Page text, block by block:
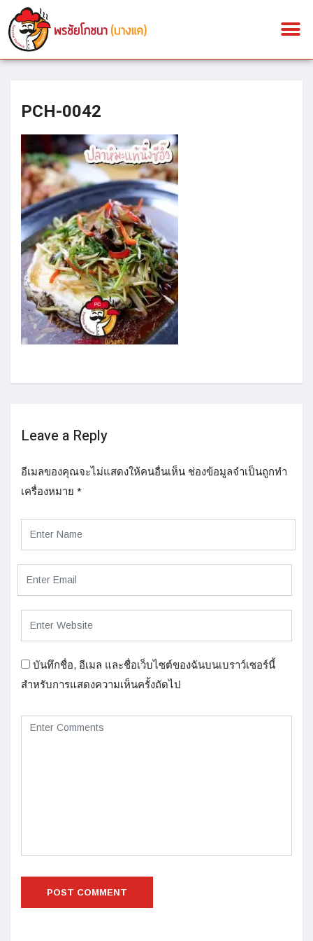
PCH-0042
Leave a Reply
อีเมลของคุณจะไม่แสดงให้คนอื่นเห็น ช่องข้อมูลจำเป็นถูกทำ
เครื่องหมาย *
บันทึกชื่อ, อีเมล และชื่อเว็บไซต์ของฉันบนเบราว์เซอร์นี้
สำหรับการแสดงความเห็นครั้งถัดไป